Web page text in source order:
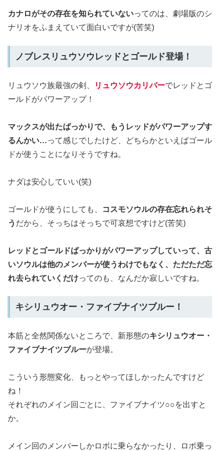
カナロがその存在を知られていないってのは、劇場版のシ
ナリオをふまえていて面白いですが(苦笑)
ノブレスリュウソウレッドとゴールド登場！
リュウソウ族最強の剣、 リュウソウカリバーでレッドとゴ
ールドがパワーアップ！
マックスが出たばっかりで、もうレッドがパワーアップす
るんかい…って感じでしたけど、どちらかといえばゴール
ドが使うことになりそうですね。
ナダは安心していい(笑)
ゴールドが使うにしても、
コスモソウルの存在忘れられそ
う だから、そっちはそっちで可哀想ですけど(苦笑)
レッドとゴールドばっかりがパワーアップしていって、古
いソウルは他のメンバーが使うわけでもなく、ただただ忘
れ去られていくだけってのも、なんだか寂しいですね。
キシリュウオー・ファイブナイツブルー！
本筋と全然関係ないところで、新形態のキシリュウオー・
ファイブナイツブルーが登場。
こういう形態変化、もっとやってほしかったんですけど
ね！
それぞれのメイン回ごとに、ファイブナイツ○○を出すと
か。
メイン回のメンバーしかロボに乗らなかったり、ロボ乗っ